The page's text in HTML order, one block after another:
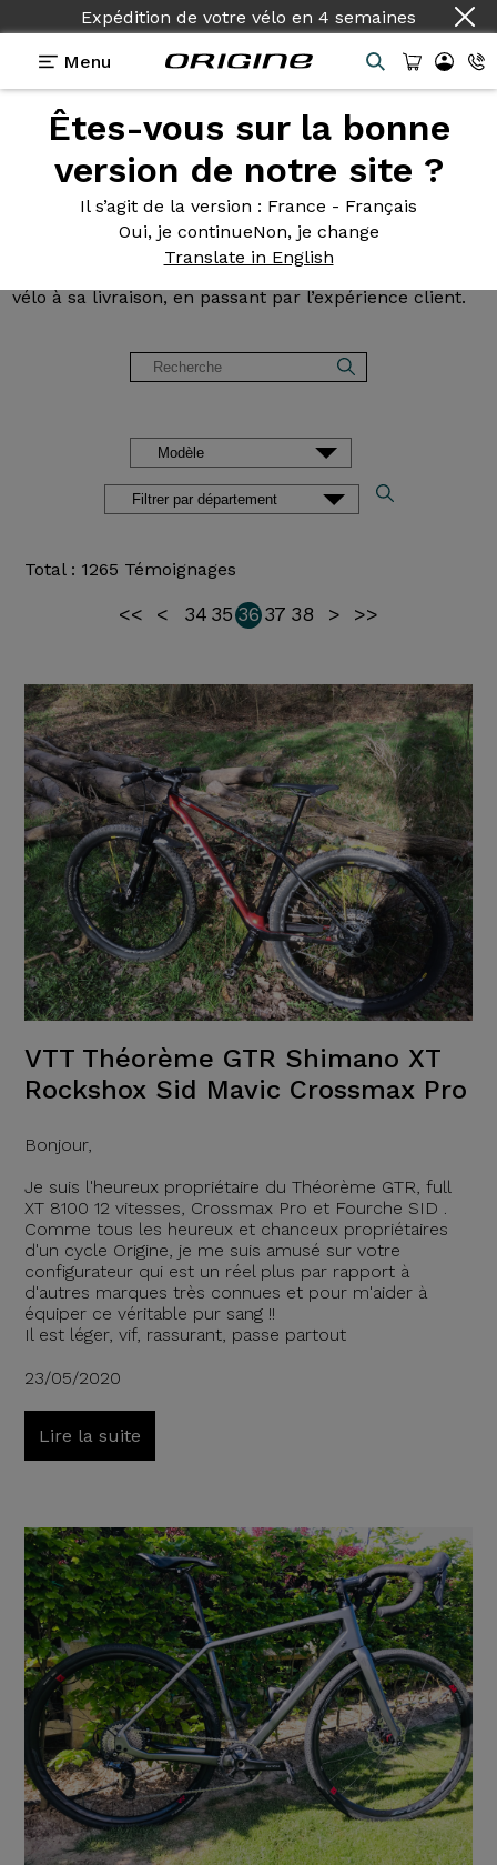
Expédition de votre vélo en 4 semaines
Menu
Êtes-vous sur la bonne
version de notre site ?
Il s’agit de la version : France - Français
Oui, je continueNon, je change
Translate in English
Avis ettémoignages des
clients Origine
Lisez les avis sur nos vélos de Route, Gravel, VTT et
vélo à sa livraison, en passant par l’expérience client.
Total : 1265 Témoignages
<< < 34 35 36 37 38 > >>
VTT Théorème GTR Shimano XT
Rockshox Sid Mavic Crossmax Pro
Bonjour,
Je suis l'heureux propriétaire du Théorème GTR, full
XT 8100 12 vitesses, Crossmax Pro et Fourche SID .
Comme tous les heureux et chanceux propriétaires
d'un cycle Origine, je me suis amusé sur votre
configurateur qui est un réel plus par rapport à
d'autres marques très connues et pour m'aider à
équiper ce véritable pur sang !!
Il est léger, vif, rassurant, passe partout
23/05/2020
Lire la suite